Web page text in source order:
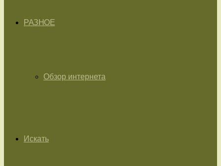
РАЗНОЕ
Обзор интернета
Искать